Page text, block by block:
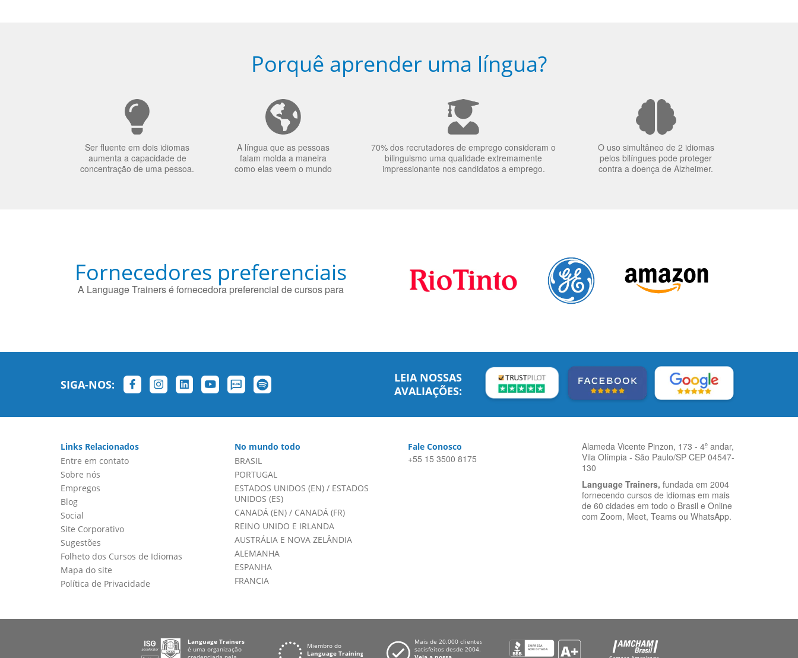
Porquê aprender uma língua?
Ser fluente em dois idiomas
aumenta a capacidade de
concentração de uma pessoa.
A língua que as pessoas
falam molda a maneira
como elas veem o mundo
70% dos recrutadores de emprego consideram o
bilinguismo uma qualidade extremamente
impressionante nos candidatos a emprego.
O uso simultâneo de 2 idiomas
pelos bilíngues pode proteger
contra a doença de Alzheimer.
Fornecedores preferenciais
A Language Trainers é fornecedora preferencial de cursos para
SIGA-NOS:
LEIA NOSSAS
AVALIAÇÕES:
Links Relacionados
Entre em contato
Sobre nós
Empregos
Blog
Social
Site Corporativo
Sugestões
Folheto dos Cursos de Idiomas
Mapa do site
Política de Privacidade
No mundo todo
BRASIL
PORTUGAL
ESTADOS UNIDOS (EN)/ ESTADOS
UNIDOS (ES)
CANADÁ (EN)/ CANADÁ (FR)
REINO UNIDO E IRLANDA
AUSTRÁLIA E NOVA ZELÂNDIA
ALEMANHA
ESPANHA
FRANCIA
Fale Conosco
+55 15 3500 8175
Alameda Vicente Pinzon, 173 - 4º andar,
Vila Olímpia - São Paulo/SP CEP 04547-
130
Language Trainers, fundada em 2004
fornecendo cursos de idiomas em mais
de 60 cidades em todo o Brasil e Online
com Zoom, Meet, Teams ou WhatsApp.